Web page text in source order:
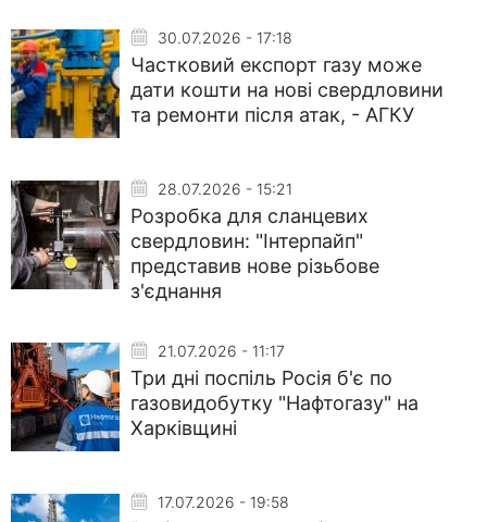
30.07.2026 - 17:18
Частковий експорт газу може
дати кошти на нові свердловини
та ремонти після атак, - АГКУ
28.07.2026 - 15:21
Розробка для сланцевих
свердловин: "Інтерпайп"
представив нове різьбове
з'єднання
21.07.2026 - 11:17
Три дні поспіль Росія б'є по
газовидобутку "Нафтогазу" на
Харківщині
17.07.2026 - 19:58